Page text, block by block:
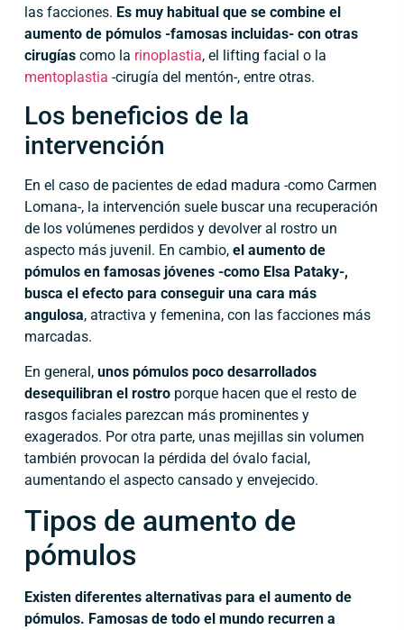
las facciones. Es muy habitual que se combine el
aumento de pómulos -famosas incluidas- con otras
cirugíascomo la rinoplastia, el lifting facial o la
mentoplastia -cirugía del mentón-, entre otras.
Los beneficios de la
intervención
En el caso de pacientes de edad madura -como Carmen
Lomana-, la intervención suele buscar una recuperación
de los volúmenes perdidos y devolver al rostro un
aspecto más juvenil. En cambio, el aumento de
pómulos en famosas jóvenes -como Elsa Pataky-,
busca el efecto para conseguir una cara más
angulosa, atractiva y femenina, con las facciones más
marcadas.
En general, unos pómulos poco desarrollados
desequilibran el rostroporque hacen que el resto de
rasgos faciales parezcan más prominentes y
exagerados. Por otra parte, unas mejillas sin volumen
también provocan la pérdida del óvalo facial,
aumentando el aspecto cansado y envejecido.
Tipos de aumento de
pómulos
Existen diferentes alternativas para el aumento de
pómulos. Famosas de todo el mundo recurren a